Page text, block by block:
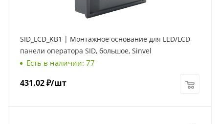
SID_LCD_KB1 | Монтажное основание для LED/LCD
панели оператора SID, большое, Sinvel
Есть в наличии: 77
431.02₽/шт